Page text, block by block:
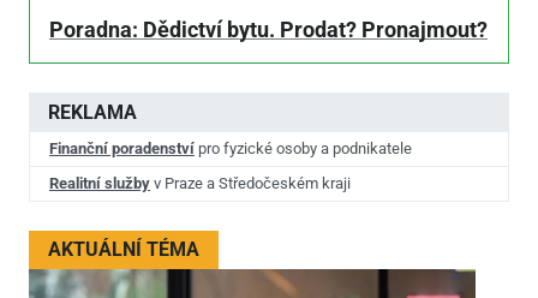
REKLAMA
Finanční poradenství pro fyzické osoby a podnikatele
Realitní služby v Praze a Středočeském kraji
Poradna: Dědictví bytu. Prodat? Pronajmout?
AKTUÁLNÍ TÉMA